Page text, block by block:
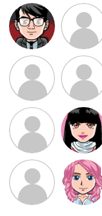
ابتین
سید محمد
موسوی
طرفدار میلی
بابی براون
کیوان کیانی
ملیکا منتظری عارفه داستانپور